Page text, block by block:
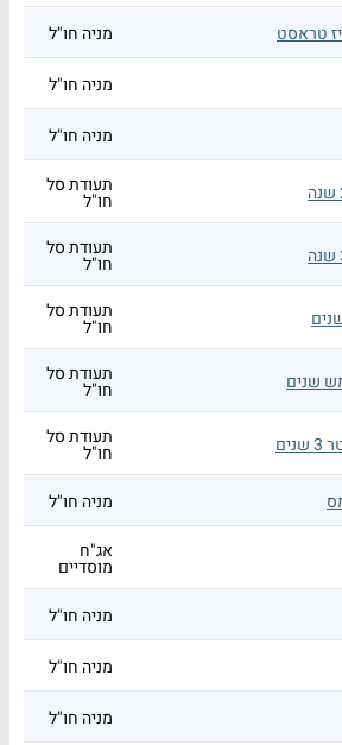
טראסט מניה חו"ל
מניה חו"ל
מניה חו"ל
תעודת סל
חו"ל
תעודת סל
חו"ל
תעודת סל
חו"ל
שנים תעודת סל
חו"ל
תעודת סל
חו"ל
מניה חו"ל
אג"ח
מוסדיים
מניה חו"ל
מניה חו"ל
מניה חו"ל